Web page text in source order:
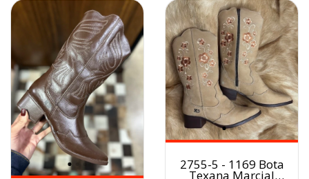
2755-5 - 1169 Bota
Texana Marcial